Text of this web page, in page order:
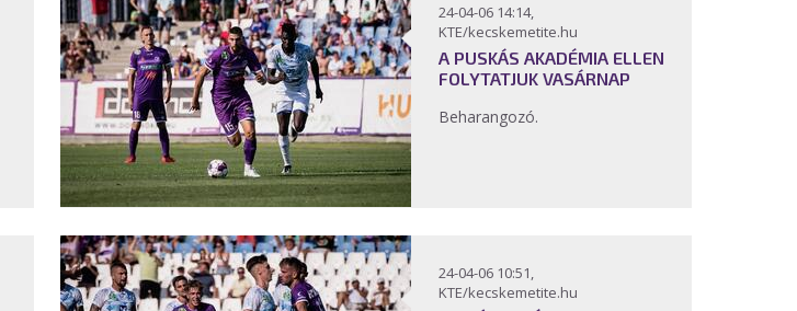
24-04-06 14:14,
KTE/kecskemetite.hu
A PUSKÁS AKADÉMIA ELLEN
FOLYTATJUK VASÁRNAP
Beharangozó.
24-04-06 10:51,
KTE/kecskemetite.hu